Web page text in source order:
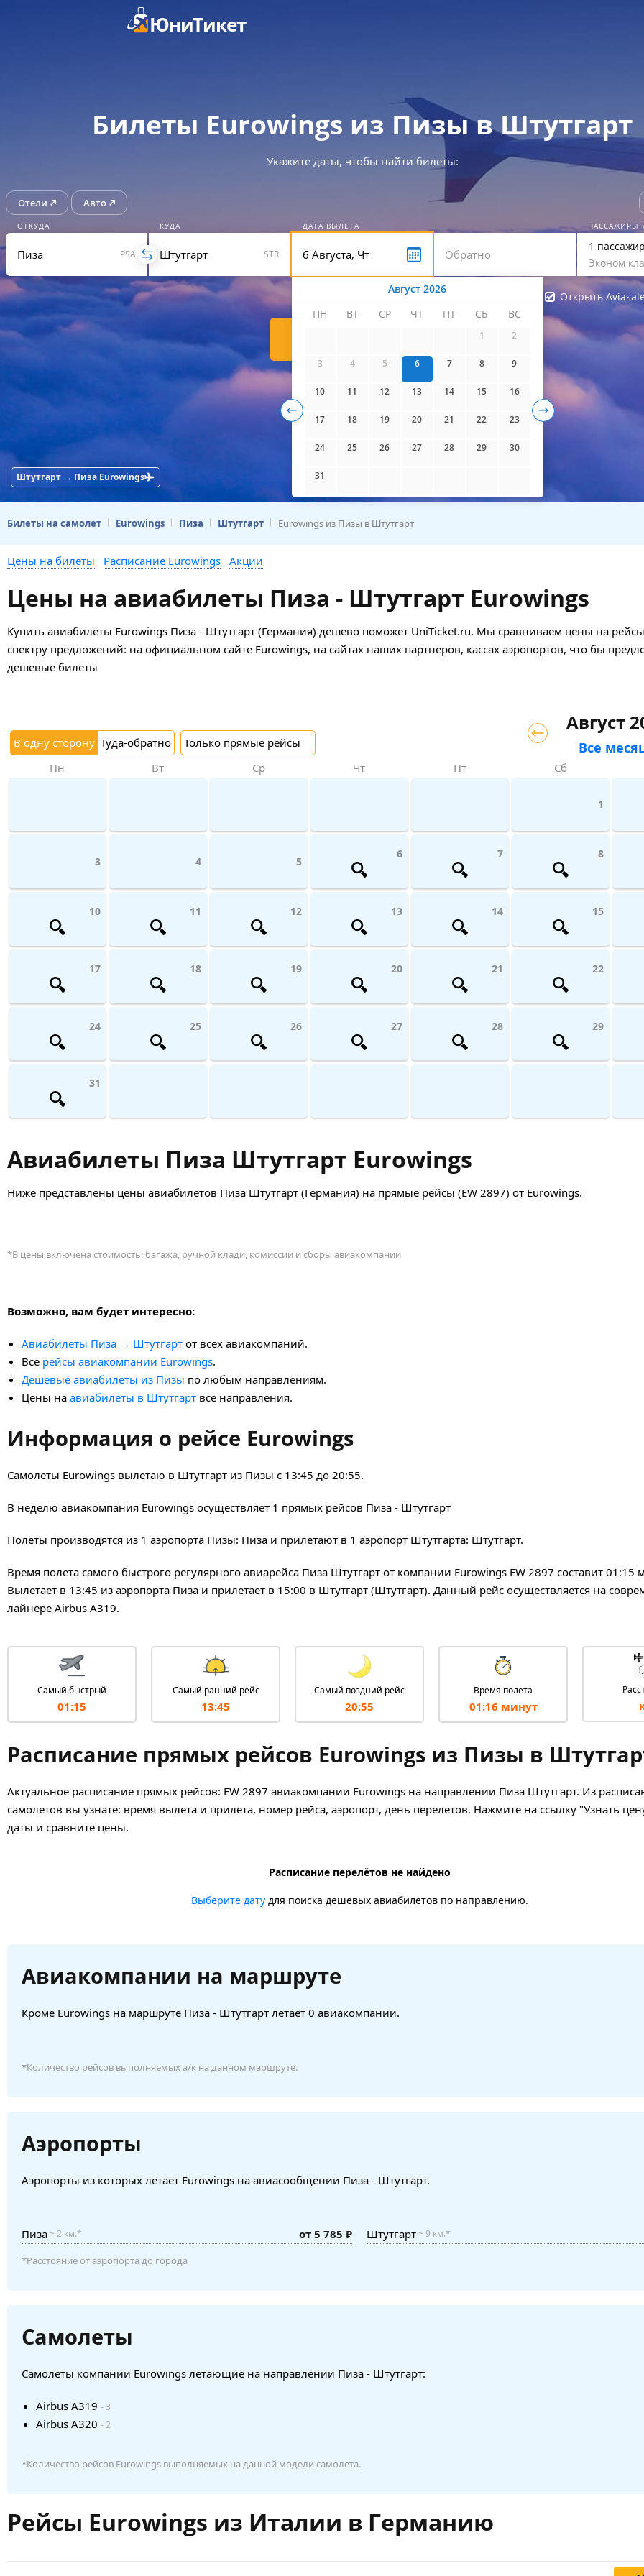
ЮниТикет
Билеты Eurowings из Пизы в Штутгарт
Укажите даты, чтобы найти билеты:
Отели Авто
ОТКУДА
PSA
КУДА
STR
ДАТА ВЫЛЕТА
Август 2026
ПН
ВТ СР ЧТ ПТ СБ ВС
1 2
3 4 5 6 7 8 9
10 11 12 13 14 15 16
17 18 19 20 21 22 23
24 25 26 27 28 29 30
31
ПАССАЖИРЫ
1 пассажир
Эконом
Открыть
Штутгарт → Пиза Eurowings
Билеты на самолет Eurowings Пиза Штутгарт Eurowings из Пизы в Штутгарт
Цены на билеты Расписание Eurowings Акции
Цены на авиабилеты Пиза - Штутгарт Eurowings
Купить авиабилеты Eurowings Пиза - Штутгарт (Германия) дешево поможет UniTicket.ru. Мы сравниваем цены на
спектру предложений: на официальном сайте Eurowings, на сайтах наших партнеров, кассах аэропортов, что бы
дешевые билеты
В одну сторону Туда-обратно Только прямые рейсы
Август
Все
Пн Вт Ср Чт Пт Сб
1
3 4 5
6 7 8
10 11 12 13 14 15
17 18 19 20 21 22
24 25 26 27 28 29
31
Авиабилеты Пиза Штутгарт Eurowings
Ниже представлены цены авиабилетов Пиза Штутгарт (Германия) на прямые рейсы (EW 2897) от Eurowings.
*В цены включена стоимость: багажа, ручной клади, комиссии и сборы авиакомпании
Возможно, вам будет интересно:
Авиабилеты Пиза → Штутгарт от всех авиакомпаний.
Все рейсы авиакомпании Eurowings.
Дешевые авиабилеты из Пизы по любым направлениям.
Цены на авиабилеты в Штутгарт все направления.
Информация о рейсе Eurowings
Самолеты Eurowings вылетаю в Штутгарт из Пизы с 13:45 до 20:55.
В неделю авиакомпания Eurowings осуществляет 1 прямых рейсов Пиза - Штутгарт
Полеты производятся из 1 аэропорта Пизы: Пиза и прилетают в 1 аэропорт Штутгарта: Штутгарт.
Время полета самого быстрого регулярного авиарейса Пиза Штутгарт от компании Eurowings EW 2897 составит 01:15
Вылетает в 13:45 из аэропорта Пиза и прилетает в 15:00 в Штутгарт (Штутгарт). Данный рейс осуществляется на
лайнере Airbus A319.
Самый быстрый
01:15
Самый ранний рейс
13:45
Самый поздний рейс
20:55
Время полета
01:16 минут
Расписание прямых рейсов Eurowings из Пизы в
Актуальное расписание прямых рейсов: EW 2897 авиакомпании Eurowings на направлении Пиза Штутгарт. Из
самолетов вы узнате: время вылета и прилета, номер рейса, аэропорт, день перелётов. Нажмите на ссылку "Узнать
даты и сравните цены.
Расписание перелётов не найдено
Выберите датудля поиска дешевых авиабилетов по направлению.
Авиакомпании на маршруте
Кроме Eurowings на маршруте Пиза - Штутгарт летает 0 авиакомпании.
*Количество рейсов выполняемых а/к на данном маршруте.
Аэропорты
Аэропорты из которых летает Eurowings на авиасообщении Пиза - Штутгарт.
Пиза~ 2 км.* от 5 785 ₽ Штутгарт~ 9 км.*
*Расстояние от аэропорта до города
Самолеты
Самолеты компании Eurowings летающие на направлении Пиза - Штутгарт:
Airbus A319 - 3
Airbus A320 - 2
*Количество рейсов Eurowings выполняемых на данной модели самолета.
Рейсы Eurowings из Италии в Германию